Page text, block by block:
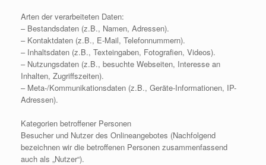
Arten der verarbeiteten Daten:
– Bestandsdaten (z.B., Namen, Adressen).
– Kontaktdaten (z.B., E-Mail, Telefonnummern).
– Inhaltsdaten (z.B., Texteingaben, Fotografien, Videos).
– Nutzungsdaten (z.B., besuchte Webseiten, Interesse an
Inhalten, Zugriffszeiten).
– Meta-/Kommunikationsdaten (z.B., Geräte-Informationen, IP-
Adressen).
Kategorien betroffener Personen
Besucher und Nutzer des Onlineangebotes (Nachfolgend
bezeichnen wir die betroffenen Personen zusammenfassend
auch als „Nutzer“).